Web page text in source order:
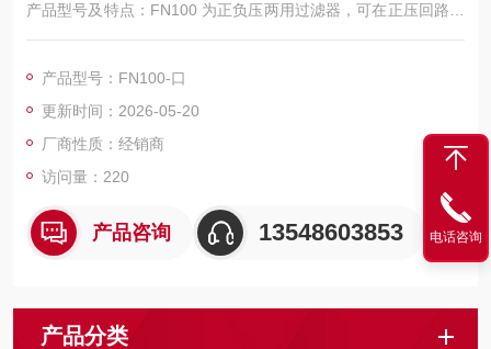
产品型号及特点：FN100 为正负压两用过滤器，可在正压回路和
真空回路中使用；VFN100 是真空或者真空破坏空气过滤器，
内测配管，压力规格配有 0.7MPa 和 0.25MPa 两种，有溢流规
格和非溢流规格可选。
产品型号：FN100-口
更新时间：2026-05-20
厂商性质：经销商
访问量：220
产品咨询 13548603853
产品分类
电话咨询